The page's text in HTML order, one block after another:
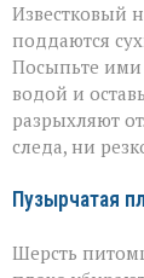
Известковый
поддаются
Посыпьте ими
водой и
разрыхляют
следа, ни
Пузырчатая
Шерсть